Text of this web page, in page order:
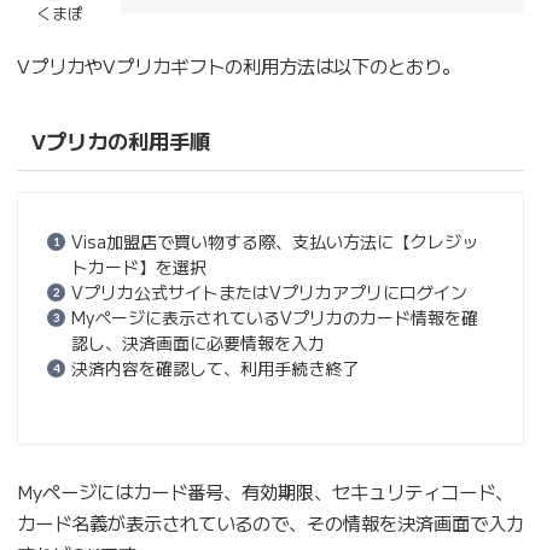
くまぽ
VプリカやVプリカギフトの利用方法は以下のとおり。
Vプリカの利用手順
Visa加盟店で買い物する際、支払い方法に【クレジッ
トカード】を選択
Vプリカ公式サイトまたはVプリカアプリにログイン
Myページに表示されているVプリカのカード情報を確
認し、決済画面に必要情報を入力
決済内容を確認して、利用手続き終了
Myページにはカード番号、有効期限、セキュリティコード、
カード名義が表示されているので、その情報を決済画面で入力